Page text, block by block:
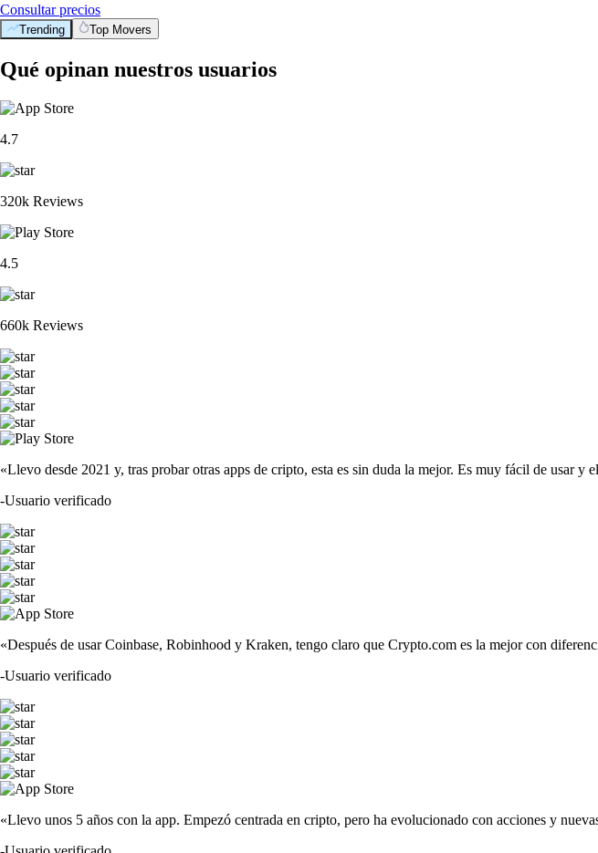
Consultar precios
Trending Top Movers
Qué opinan nuestros usuarios
4.7
320k Reviews
4.5
660k Reviews
«Llevo desde 2021 y, tras probar otras apps de cripto, esta es sin duda la mejor. Es muy fácil de usar y
-Usuario verificado
«Después de usar Coinbase, Robinhood y Kraken, tengo claro que Crypto.com es la mejor con
-Usuario verificado
«Llevo unos 5 años con la app. Empezó centrada en cripto, pero ha evolucionado con acciones y